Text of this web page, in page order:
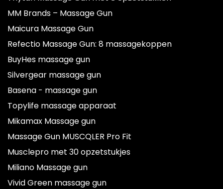
MM Brands – Massage Gun
Maicura Massage Gun
Refectio Massage Gun: 8 massagekoppen
BuyHes massage gun
Silvergear massage gun
Basena - massage gun
Topylife massage apparaat
Mikamax Massage gun
Massage Gun MUSCQLER Pro Fit
Musclepro met 30 opzetstukjes
Miliano Massage gun
Vivid Green massage gun